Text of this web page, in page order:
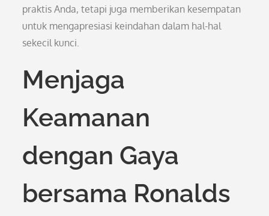
praktis Anda, tetapi juga memberikan kesempatan
untuk mengapresiasi keindahan dalam hal-hal
sekecil kunci.
Menjaga
Keamanan
dengan Gaya
bersama Ronalds